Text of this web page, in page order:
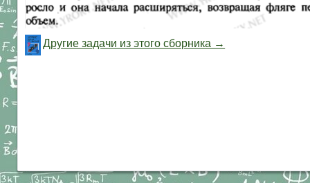
Другие задачи из этого сборника →